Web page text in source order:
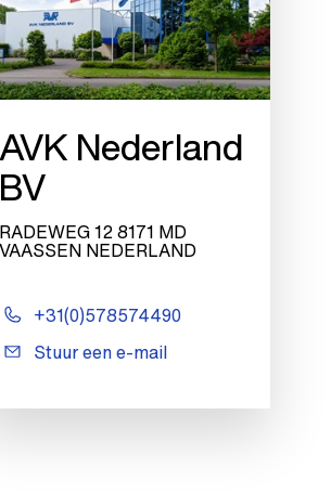
AVK Nederland
BV
RADEWEG 12 8171 MD
VAASSEN NEDERLAND
+31(0)578574490
Stuur een e-mail